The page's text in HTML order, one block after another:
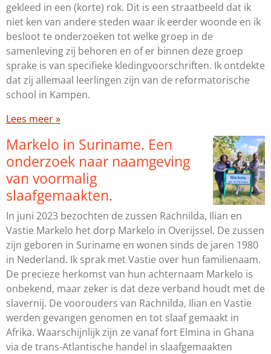
gekleed in een (korte) rok. Dit is een straatbeeld dat ik
niet ken van andere steden waar ik eerder woonde en ik
besloot te onderzoeken tot welke groep in de
samenleving zij behoren en of er binnen deze groep
sprake is van specifieke kledingvoorschriften. Ik ontdekte
dat zij allemaal leerlingen zijn van de reformatorische
school in Kampen.
Lees meer »
Markelo in Suriname. Een
onderzoek naar naamgeving
van voormalig
slaafgemaakten.
In juni 2023 bezochten de zussen Rachnilda, Ilian en
Vastie Markelo het dorp Markelo in Overijssel. De zussen
zijn geboren in Suriname en wonen sinds de jaren 1980
in Nederland. Ik sprak met Vastie over hun familienaam.
De precieze herkomst van hun achternaam Markelo is
onbekend, maar zeker is dat deze verband houdt met de
slavernij. De voorouders van Rachnilda, Ilian en Vastie
werden gevangen genomen en tot slaaf gemaakt in
Afrika. Waarschijnlijk zijn ze vanaf fort Elmina in Ghana
via de trans-Atlantische handel in slaafgemaakten